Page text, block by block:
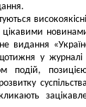
цікавими
видання
у журналі
подій,